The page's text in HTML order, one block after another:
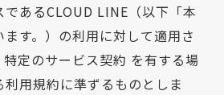
あるCLOUD LINE（以下「本
す。）の利用に対して適用さ
定のサービス契約 を有する場
用規約に準ずるものとしま